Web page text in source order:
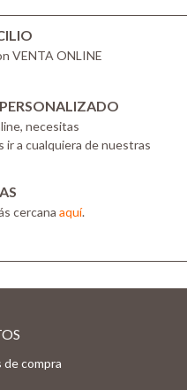
VENTA ONLINE
necesitas
ir a cualquiera de nuestras
cercana aquí.
compra